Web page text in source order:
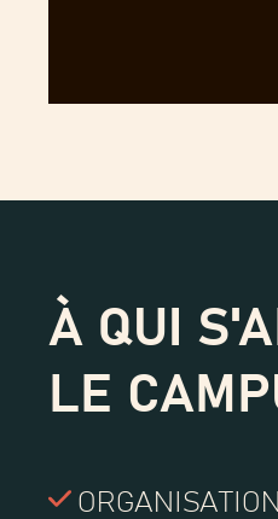
À QUI
LE
ORGANISATION